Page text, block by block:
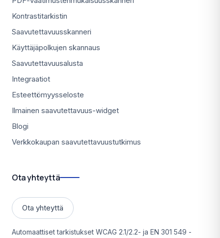
Kontrastitarkistin
Saavutettavuusskanneri
Käyttäjäpolkujen skannaus
Saavutettavuusalusta
Integraatiot
Esteettömyysseloste
Ilmainen saavutettavuus-widget
Blogi
Verkkokaupan saavutettavuustutkimus
Ota yhteyttä
Ota yhteyttä
Automaattiset tarkistukset WCAG 2.1/2.2- ja EN 301 549 -